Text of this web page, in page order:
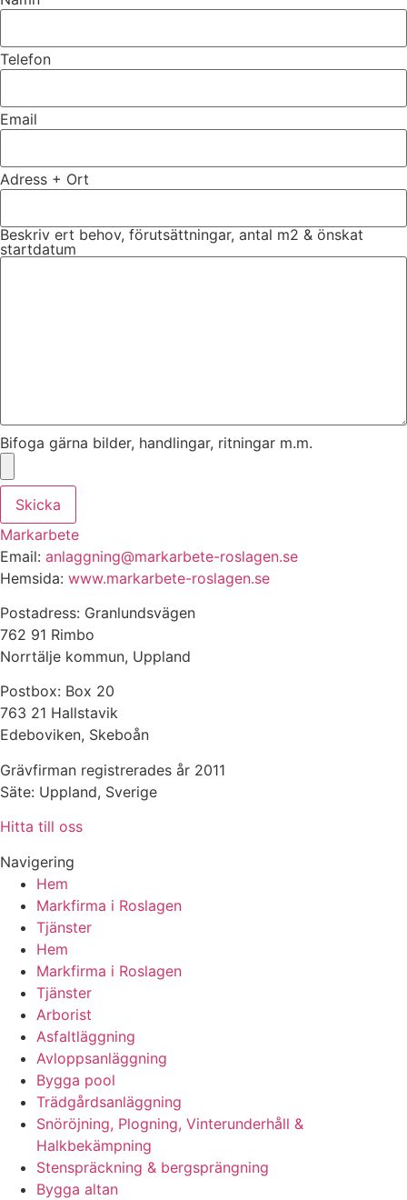
Telefon
Email
Adress + Ort
Beskriv ert behov, förutsättningar, antal m2 & önskat
startdatum
Bifoga gärna bilder, handlingar, ritningar m.m.
Skicka
Markarbete
Email: anlaggning@markarbete-roslagen.se
Hemsida: www.markarbete-roslagen.se
Postadress: Granlundsvägen
762 91 Rimbo
Norrtälje kommun, Uppland
Postbox: Box 20
763 21 Hallstavik
Edeboviken, Skeboån
Grävfirman registrerades år 2011
Säte: Uppland, Sverige
Hitta till oss
Navigering
Hem
Markfirma i Roslagen
Tjänster
Hem
Markfirma i Roslagen
Tjänster
Arborist
Asfaltläggning
Avloppsanläggning
Bygga pool
Trädgårdsanläggning
Snöröjning, Plogning, Vinterunderhåll &
Halkbekämpning
Stenspräckning & bergsprängning
Bygga altan